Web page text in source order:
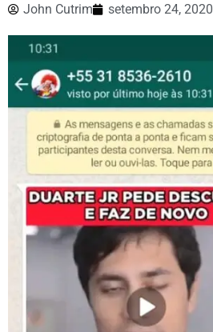
John Cutrim setembro 24, 2020